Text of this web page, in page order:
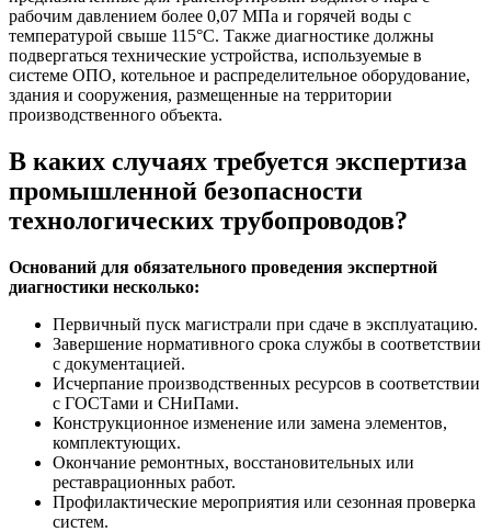
рабочим давлением более 0,07 МПа и горячей воды с
температурой свыше 115°С. Также диагностике должны
подвергаться технические устройства, используемые в
системе ОПО, котельное и распределительное оборудование,
здания и сооружения, размещенные на территории
производственного объекта.
В каких случаях требуется экспертиза
промышленной безопасности
технологических трубопроводов?
Оснований для обязательного проведения экспертной
диагностики несколько:
Первичный пуск магистрали при сдаче в эксплуатацию.
Завершение нормативного срока службы в соответствии
с документацией.
Исчерпание производственных ресурсов в соответствии
с ГОСТами и СНиПами.
Конструкционное изменение или замена элементов,
комплектующих.
Окончание ремонтных, восстановительных или
реставрационных работ.
Профилактические мероприятия или сезонная проверка
систем.